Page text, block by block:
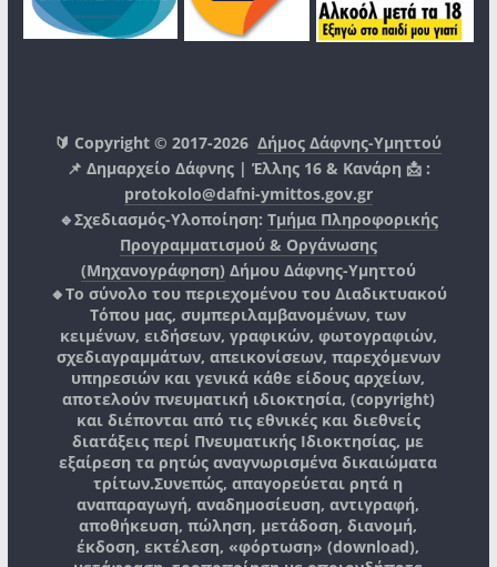
🔰 Copyright © 2017-2026Δήμος Δάφνης-Υμηττού
📌 Δημαρχείο Δάφνης | Έλλης 16 & Κανάρη 📩 :
protokolo@dafni-ymittos.gov.gr
🔹Σχεδιασμός-Υλοποίηση: Τμήμα Πληροφορικής
Προγραμματισμού & Οργάνωσης
(Μηχανογράφηση) Δήμου Δάφνης-Υμηττού
🔸Το σύνολο του περιεχομένου του Διαδικτυακού
Τόπου μας, συμπεριλαμβανομένων, των
κειμένων, ειδήσεων, γραφικών, φωτογραφιών,
σχεδιαγραμμάτων, απεικονίσεων, παρεχόμενων
υπηρεσιών και γενικά κάθε είδους αρχείων,
αποτελούν πνευματική ιδιοκτησία, (copyright)
και διέπονται από τις εθνικές και διεθνείς
διατάξεις περί Πνευματικής Ιδιοκτησίας, με
εξαίρεση τα ρητώς αναγνωρισμένα δικαιώματα
τρίτων.Συνεπώς, απαγορεύεται ρητά η
αναπαραγωγή, αναδημοσίευση, αντιγραφή,
αποθήκευση, πώληση, μετάδοση, διανομή,
έκδοση, εκτέλεση, «φόρτωση» (download),